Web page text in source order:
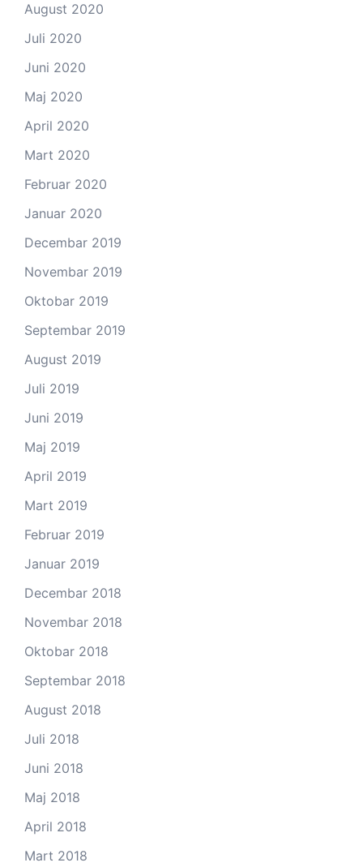
August 2020
Juli 2020
Juni 2020
Maj 2020
April 2020
Mart 2020
Februar 2020
Januar 2020
Decembar 2019
Novembar 2019
Oktobar 2019
Septembar 2019
August 2019
Juli 2019
Juni 2019
Maj 2019
April 2019
Mart 2019
Februar 2019
Januar 2019
Decembar 2018
Novembar 2018
Oktobar 2018
Septembar 2018
August 2018
Juli 2018
Juni 2018
Maj 2018
April 2018
Mart 2018